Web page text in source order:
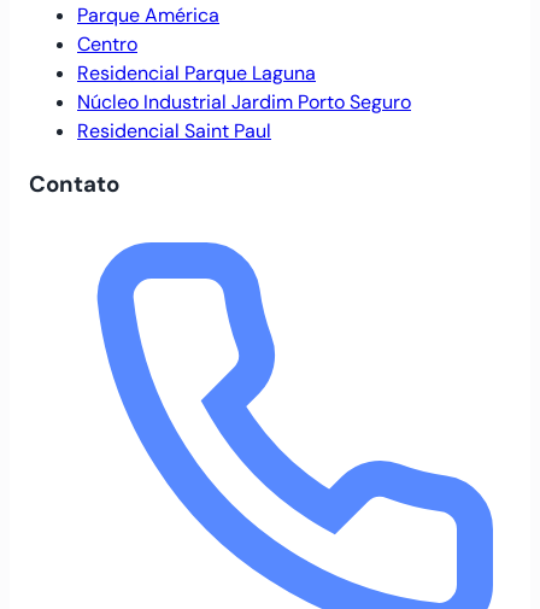
Parque América
Centro
Residencial Parque Laguna
Núcleo Industrial Jardim Porto Seguro
Residencial Saint Paul
Contato